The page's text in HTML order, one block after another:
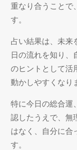
重なり合うことで
す。
占い結果は、未来
日の流れを知り、
のヒントとして活
動かしやすくなり
特に今日の総合運
認したうえで、無
はなく、自分に合
す。